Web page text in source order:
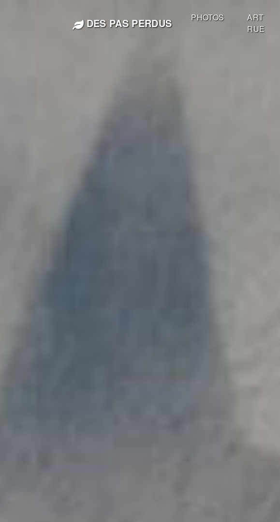
DES PAS PERDUS PHOTOS
ART
RUE